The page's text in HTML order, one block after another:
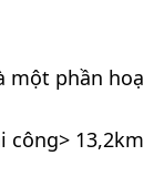
một phần
công> 13,2km